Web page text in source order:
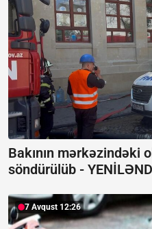
Bakının mərkəzindəki
söndürülüb -
7 Avqust 12:26